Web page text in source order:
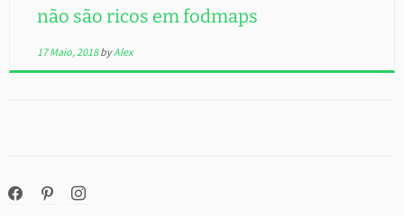
não são ricos em fodmaps
17 Maio, 2018 byAlex
facebookpinterestinstagram